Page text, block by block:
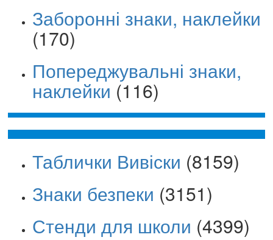
Заборонні знаки, наклейки
(170)
Попереджувальні знаки,
наклейки (116)
Таблички Вивіски (8159)
Знаки безпеки (3151)
Стенди для школи (4399)